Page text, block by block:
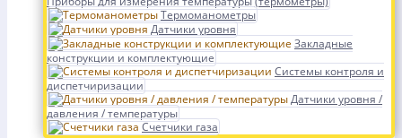
Термоманометры
Датчики уровня
Закладные
конструкции и комплектующие
Системы контроля и
диспетчиризации
Датчики уровня /
давления / температуры
Счетчики газа